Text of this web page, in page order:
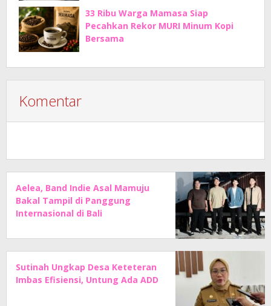
33 Ribu Warga Mamasa Siap
Pecahkan Rekor MURI Minum Kopi
Bersama
Komentar
Aelea, Band Indie Asal Mamuju
Bakal Tampil di Panggung
Internasional di Bali
Sutinah Ungkap Desa Keteteran
Imbas Efisiensi, Untung Ada ADD